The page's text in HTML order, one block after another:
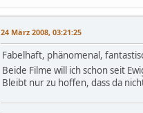
24 März 2008, 03:21:25
Fabelhaft, phänomenal,
Beide Filme will ich schon seit
Bleibt nur zu hoffen, dass da